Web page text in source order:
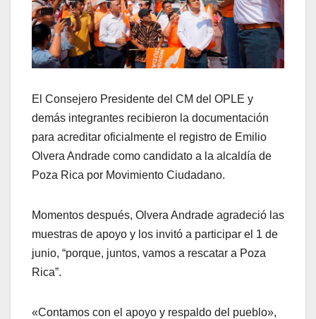
El Consejero Presidente del CM del OPLE y
demás integrantes recibieron la documentación
para acreditar oficialmente el registro de Emilio
Olvera Andrade como candidato a la alcaldía de
Poza Rica por Movimiento Ciudadano.
Momentos después, Olvera Andrade agradeció las
muestras de apoyo y los invitó a participar el 1 de
junio, “porque, juntos, vamos a rescatar a Poza
Rica”.
«Contamos con el apoyo y respaldo del pueblo»,